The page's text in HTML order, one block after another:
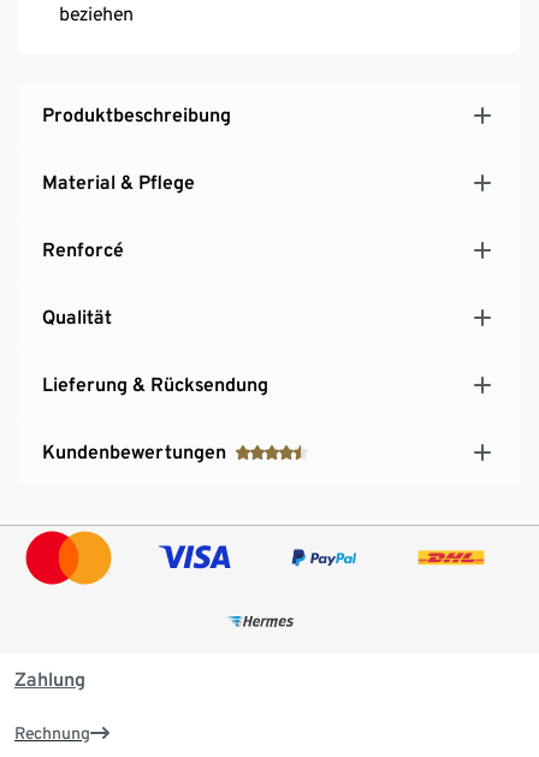
beziehen
Produktbeschreibung
Material & Pflege
Renforcé
Qualität
Lieferung & Rücksendung
Kundenbewertungen
Zahlung
Rechnung